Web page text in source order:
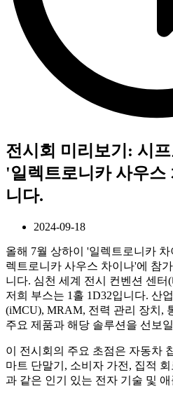
전시회 미리보기: 시프
'일렉트로니카 사우스
니다.
2024-09-18
올해 7월 상하이 '일렉트로니카
렉트로니카 사우스 차이나'에 참
니다. 심천 세계 전시 컨벤션 센
저희 부스는 1홀 1D32입니다. 산
(iMCU), MRAM, 전력 관리 장치,
주요 제품과 해당 솔루션을 선보
이 전시회의 주요 초점은 자동차
마트 단말기, 소비자 가전, 집적
과 같은 인기 있는 전자 기술 및